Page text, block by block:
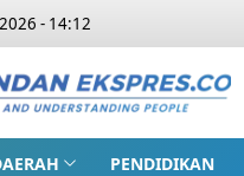
- 14:12
PENDIDIKAN